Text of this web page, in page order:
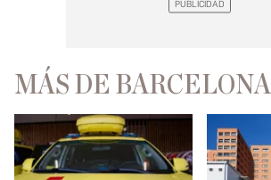
MÁS DE BARCELONA